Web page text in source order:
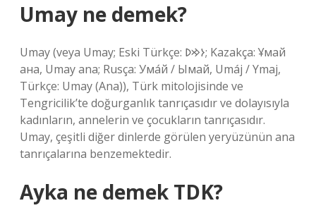
Umay ne demek?
Umay (veya Umay; Eski Türkçe: 𐰆𐰢𐰖; Kazakça: Ұмай
aна, Umay ana; Rusça: Ума́й / Ымай, Umáj / Ymaj,
Türkçe: Umay (Ana)), Türk mitolojisinde ve
Tengricilik’te doğurganlık tanrıçasıdır ve dolayısıyla
kadınların, annelerin ve çocukların tanrıçasıdır.
Umay, çeşitli diğer dinlerde görülen yeryüzünün ana
tanrıçalarına benzemektedir.
Ayka ne demek TDK?